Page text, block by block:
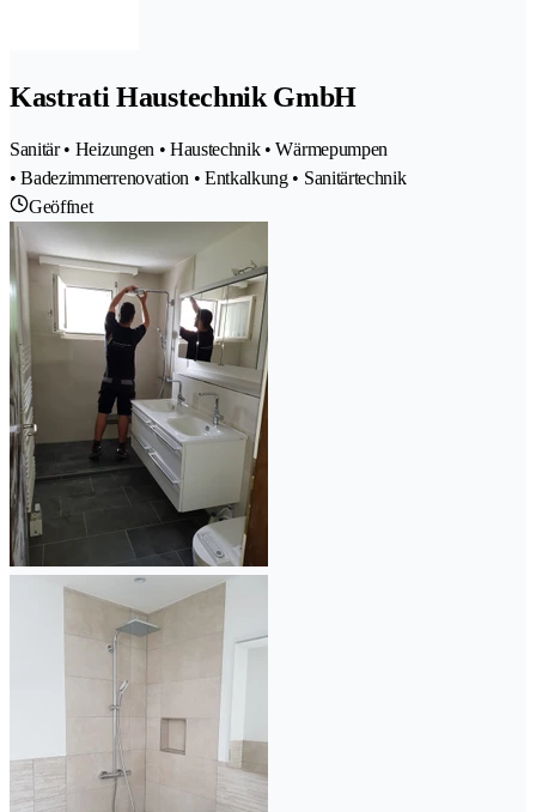
Kastrati Haustechnik GmbH
Sanitär • Heizungen • Haustechnik • Wärmepumpen
• Badezimmerrenovation • Entkalkung • Sanitärtechnik
Geöffnet